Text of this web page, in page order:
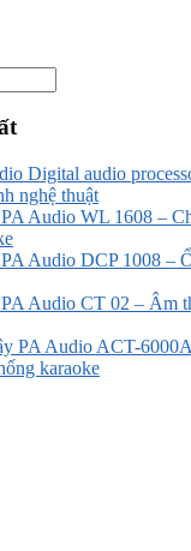
Digital audio
nghệ thuật
Audio WL 1608 –
Audio DCP 1008 –
Audio CT 02 – Âm
PA Audio ACT-
karaoke